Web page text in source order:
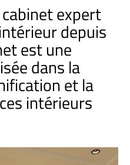
expert
depuis
est une
dans la
et la
intérieurs